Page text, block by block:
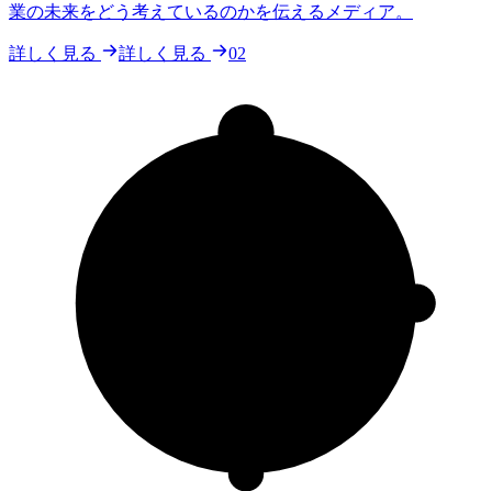
業の未来をどう考えているのかを伝えるメディア。
詳しく見る 詳しく見る 02